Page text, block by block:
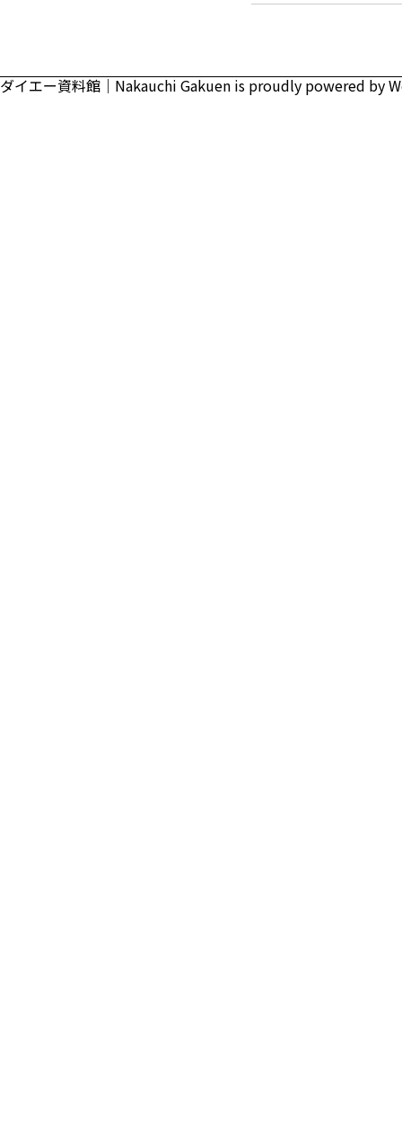
ダイエー資料館｜Nakauchi Gakuen is proudly powered by